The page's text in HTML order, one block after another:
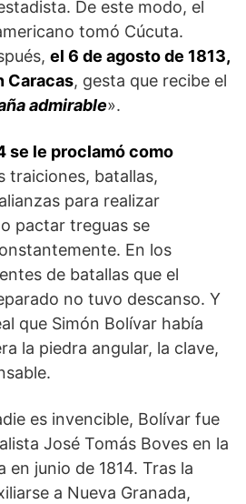
De este modo, el
tomó Cúcuta.
el 6 de agosto de 1813,
Caracas, gesta que recibe el
admirable».
se le proclamó como
traiciones, batallas,
para realizar
pactar treguas se
En los
de batallas que el
no tuvo descanso. Y
que Simón Bolívar había
la piedra angular, la clave,
es invencible, Bolívar fue
José Tomás Boves en la
en junio de 1814. Tras la
a Nueva Granada,